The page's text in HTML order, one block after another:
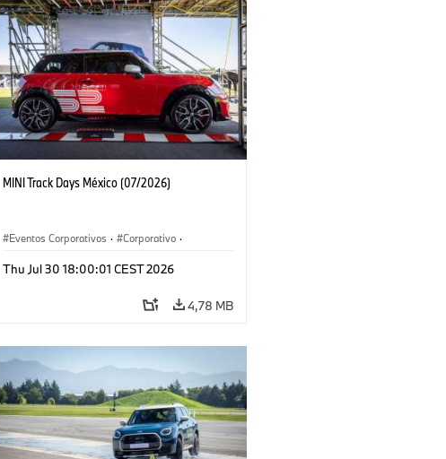
MINI Track Days México (07/2026)
Eventos Corporativos · Corporativo ·
Thu Jul 30 18:00:01 CEST 2026
4,78 MB